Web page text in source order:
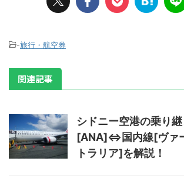
-旅行・航空券
関連記事
シドニー空港の乗り
[ANA]⇔国内線[ヴァ
トラリア]を解説！